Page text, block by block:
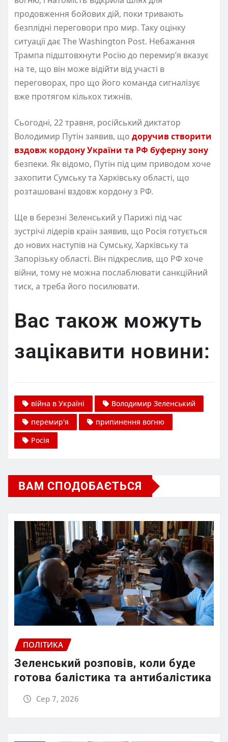
продовження бойових дій, поки тривають
безплідні переговори про мир. Таку оцінку
ситуації дає The Washington Post. Небажання
Трампа підштовхнути Росію до перемир’я вказує
на те, що він може відійти від участі в
переговорах, про що його команда сигналізує
вже протягом кількох тижнів.
Сьогодні, 22 травня, російський диктатор
Володимир Путін заявив, що доручив створити
вздовж кордону України та РФ буферну зону
безпеки. Як відомо, Путін під цим приводом хоче
захопити Сумську та Харківську області, що
розташовані вздовж кордону з РФ.
Ще в березні Зеленський у Парижі під час
зустрічі лідерів країн заявив, що Росія готується
до нових наступів на Сумську, Харківську та
Запорізьку області. Він підкреслив, що РФ хоче
війни, тому не можна послаблювати санкційний
тиск, а треба його посилювати.
Вас також можуть
зацікавити новини:
війна в Україні
Володимир Зеленський
перемир'я
припинення вогню
Росія
ВАМ СПОДОБАЄТЬСЯ
ПОЛІТИКА
Зеленський розповів, коли буде
готова балістика та антибалістика
Сер 7, 2026